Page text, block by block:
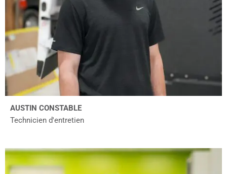
AUSTIN CONSTABLE
Technicien d'entretien